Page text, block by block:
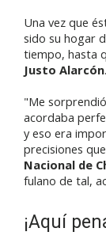
Una vez que
sido su hogar
tiempo, hasta
Justo Alarcón.
"Me
acordaba
y eso era
precisiones
Nacional de
fulano de tal,
¡Aquí